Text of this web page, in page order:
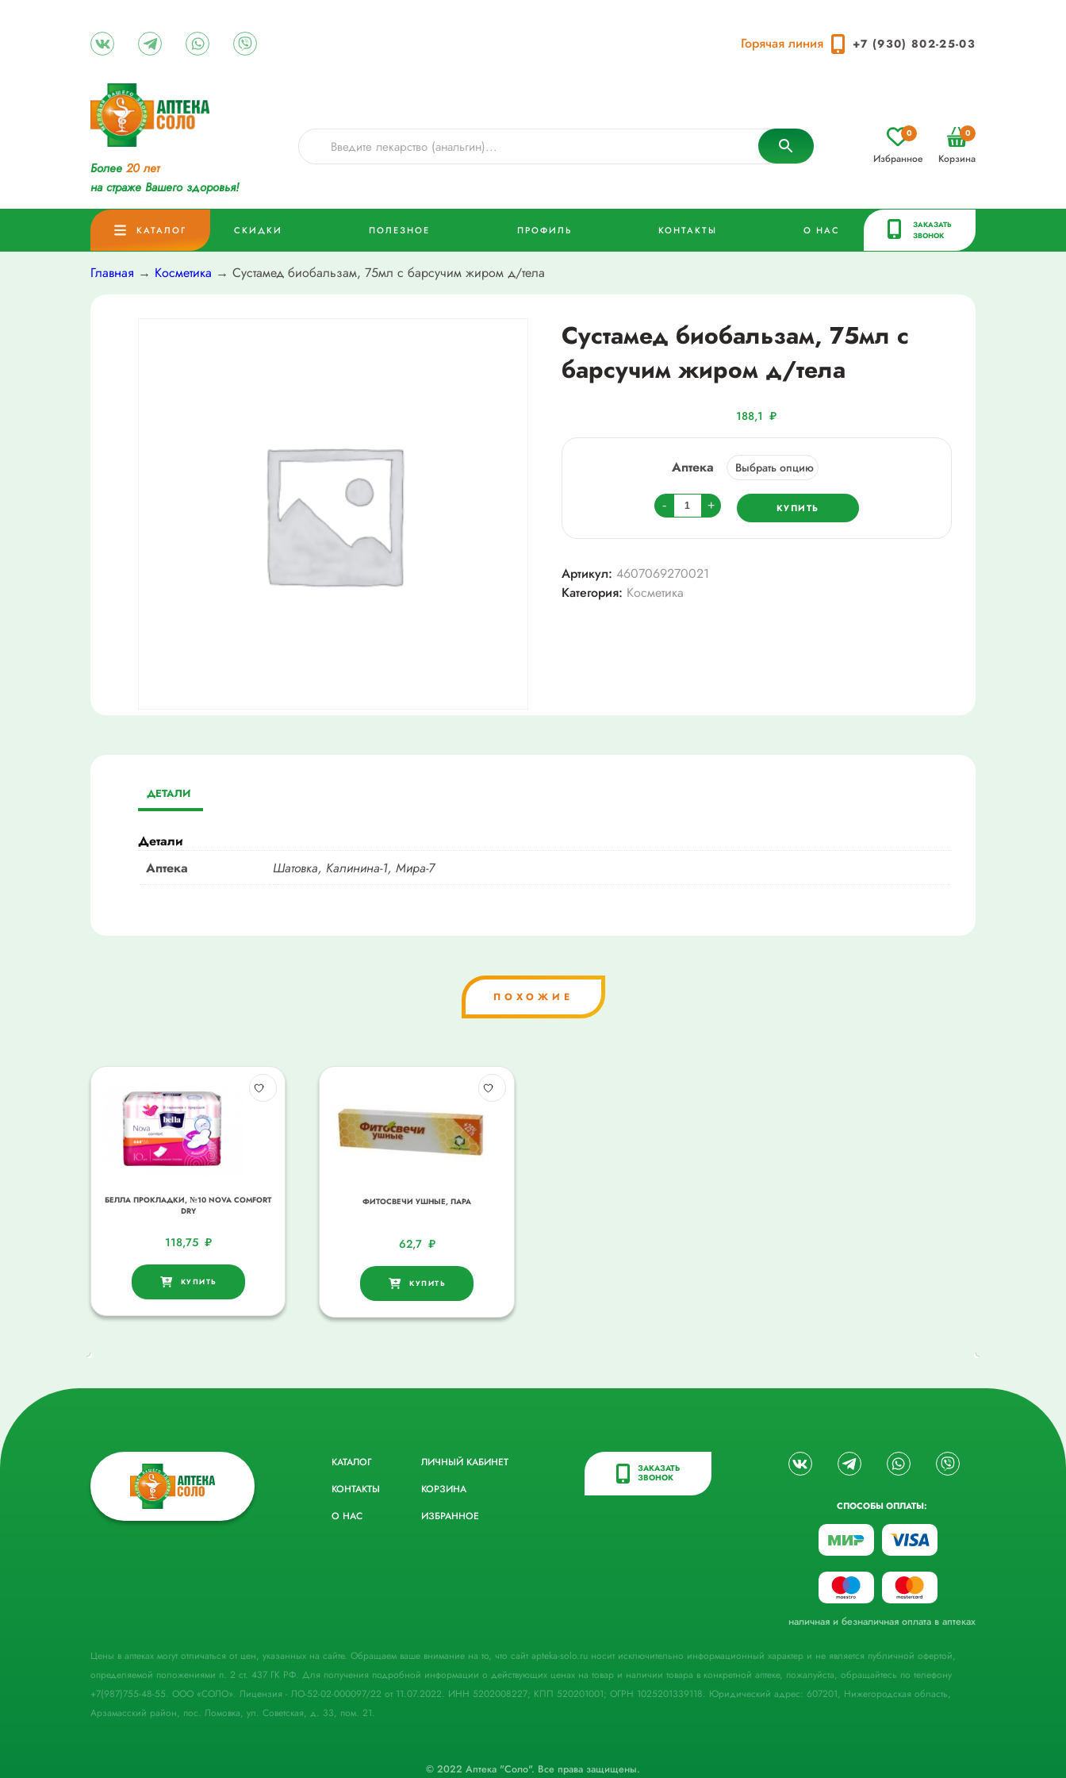
Горячая линия +7 (930) 802-25-03
Более 20 лет
на страже Вашего здоровья!
Избранное
0
Корзина
0
КАТАЛОГ СКИДКИ ПОЛЕЗНОЕ ПРОФИЛЬ КОНТАКТЫ О НАС
ЗАКАЗАТЬ
ЗВОНОК
Главная → Косметика → Сустамед биобальзам, 75мл с барсучим жиром д/тела
Сустамед биобальзам, 75мл с
барсучим жиром д/тела
188,1₽
Аптека
-
Количество
товара
Сустамед
75мл
с
+ КУПИТЬ
Артикул: 4607069270021
Категория: Косметика
ДЕТАЛИ
Детали
Аптека
Шатовка, Калинина-1, Мира-7
ПОХОЖИЕ
БЕЛЛА ПРОКЛАДКИ, №10 NOVA COMFORT
DRY
118,75 ₽
КУПИТЬ
ФИТОСВЕЧИ УШНЫЕ, ПАРА
62,7 ₽
КУПИТЬ
КАТАЛОГ
КОНТАКТЫ
О НАС
ЛИЧНЫЙ КАБИНЕТ
КОРЗИНА
ИЗБРАННОЕ
ЗАКАЗАТЬ
ЗВОНОК
СПОСОБЫ ОПЛАТЫ:
наличная и безналичная оплата в аптеках
Цены в аптеках могут отличаться от цен, указанных на сайте. Обращаем ваше внимание на то, что сайт apteka-solo.ru носит исключительно информационный характер и не является публичной офертой,
определяемой положениями п. 2 ст. 437 ГК РФ. Для получения подробной информации о действующих ценах на товар и наличии товара в конкретной аптеке, пожалуйста, обращайтесь по телефону
+7(987)755-48-55. ООО «СОЛО». Лицензия - ЛО-52-02-000097/22 от 11.07.2022. ИНН 5202008227; КПП 520201001; ОГРН 1025201339118. Юридический адрес: 607201, Нижегородская область,
Арзамасский район, пос. Ломовка, ул. Советская, д. 33, пом. 21.
© 2022 Аптека "Соло". Все права защищены.